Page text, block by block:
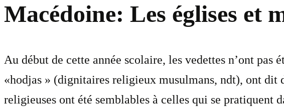
Macédoine: Les églises et
Au début de cette année scolaire, les vedettes n’ont pas
«hodjas » (dignitaires religieux musulmans, ndt), ont dit
religieuses ont été semblables à celles qui se pratiquent